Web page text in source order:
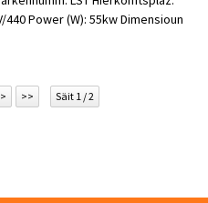
440 Power (W): 55kw Dimensioun
>> Säit 1 / 2